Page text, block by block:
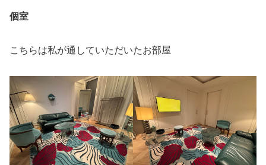
個室
こちらは私が通していただいたお部屋